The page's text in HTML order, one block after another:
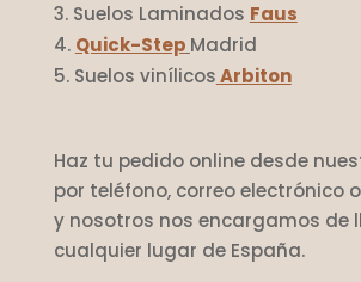
Suelos Laminados Faus
Quick-Step Madrid
Suelos vinílicosArbiton
Haz tu pedido online desde
por teléfono, correo electrónico
y nosotros nos encargamos de
cualquier lugar de España.